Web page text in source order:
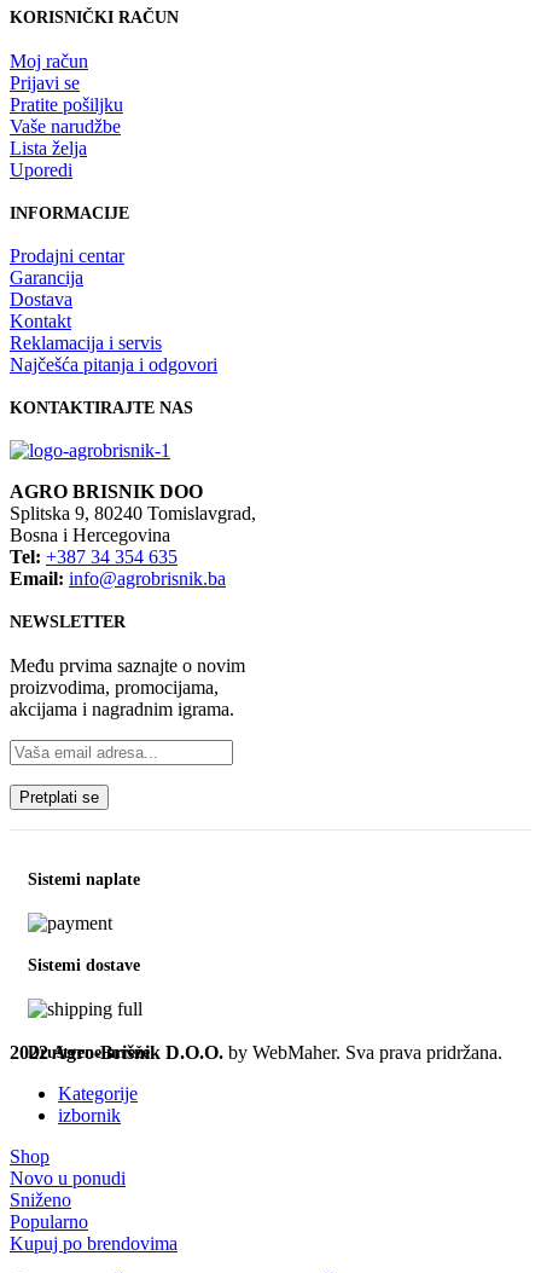
KORISNIČKI RAČUN
Moj račun
Prijavi se
Pratite pošiljku
Vaše narudžbe
Lista želja
Uporedi
INFORMACIJE
Prodajni centar
Garancija
Dostava
Kontakt
Reklamacija i servis
Najčešća pitanja i odgovori
KONTAKTIRAJTE NAS
AGRO BRISNIK DOO
Splitska 9, 80240 Tomislavgrad,
Bosna i Hercegovina
Tel: +387 34 354 635
Email: info@agrobrisnik.ba
NEWSLETTER
Među prvima saznajte o novim
proizvodima, promocijama,
akcijama i nagradnim igrama.
Sistemi naplate
Sistemi dostave
Društvene mreže
2022 Agro-Brišnik D.O.O. by WebMaher. Sva prava pridržana.
Kategorije
izbornik
Shop
Novo u ponudi
Sniženo
Popularno
Kupuj po brendovima